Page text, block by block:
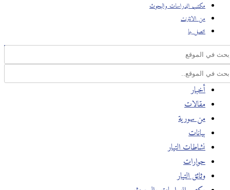
مكتب الدراسات والبحوث
من الانترنت
اتصل بنا
أخبار
مقالات
من سورية
بيانات
نشاطات التيار
حوارات
وثائق التيار